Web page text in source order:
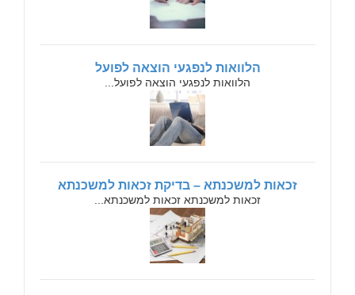
הלוואות לנפגעי הוצאה לפועל
הלוואות לנפגעי הוצאה לפועל...
זכאות למשכנתא – בדיקת זכאות למשכנתא
זכאות למשכנתא זכאות למשכנתא...